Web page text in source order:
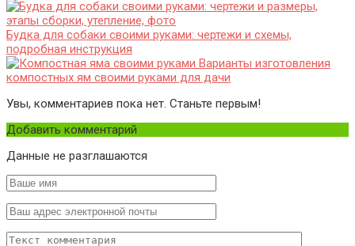
Будка для собаки своими руками: чертежи и схемы,
подробная инструкция
Варианты изготовления
компостных ям своими руками для дачи
Увы, комментариев пока нет. Станьте первым!
Добавить комментарий
Данные не разглашаются